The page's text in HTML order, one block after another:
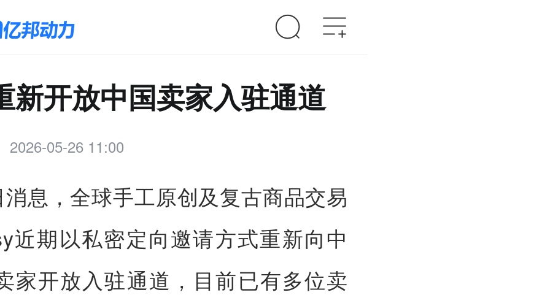
新开放中国卖家入驻通道
2026-05-26 11:00
息，全球手工原创及复古商品交易
近期以私密定向邀请方式重新向中
家开放入驻通道，目前已有多位卖